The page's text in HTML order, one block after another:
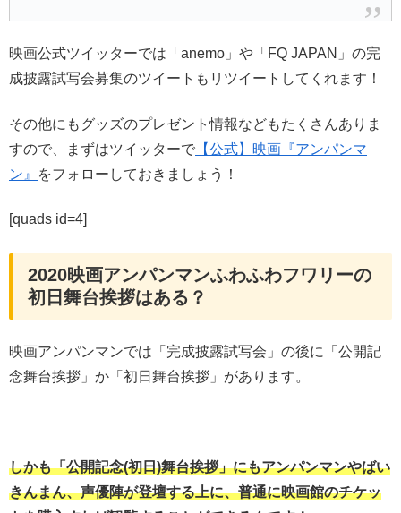
映画公式ツイッターでは「anemo」や「FQ JAPAN」の完
成披露試写会募集のツイートもリツイートしてくれます！
その他にもグッズのプレゼント情報などもたくさんありま
すので、まずはツイッターで 【公式】映画『アンパンマ
ン』
をフォローしておきましょう！
[quads id=4]
2020映画アンパンマンふわふわフワリーの
初日舞台挨拶はある？
映画アンパンマンでは「完成披露試写会」の後に「公開記
念舞台挨拶」か「初日舞台挨拶」があります。
しかも「公開記念(初日)舞台挨拶」にもアンパンマンやばい
きんまん、声優陣が登壇する上に、普通に映画館のチケッ